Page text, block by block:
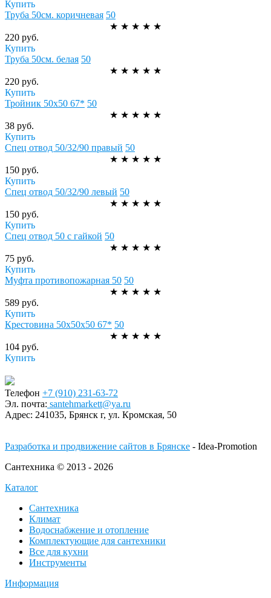
Купить
Труба 50см. коричневая 50
★ ★ ★ ★ ★
220 руб.
Купить
Труба 50см. белая 50
★ ★ ★ ★ ★
220 руб.
Купить
Тройник 50х50 67* 50
★ ★ ★ ★ ★
38 руб.
Купить
Спец отвод 50/32/90 правый 50
★ ★ ★ ★ ★
150 руб.
Купить
Спец отвод 50/32/90 левый 50
★ ★ ★ ★ ★
150 руб.
Купить
Спец отвод 50 с гайкой 50
★ ★ ★ ★ ★
75 руб.
Купить
Муфта противопожарная 50 50
★ ★ ★ ★ ★
589 руб.
Купить
Крестовина 50х50х50 67* 50
★ ★ ★ ★ ★
104 руб.
Купить
Телефон +7 (910) 231-63-72
Эл. почта: santehmarkett@ya.ru
Адрес: 241035, Брянск г, ул. Кромская, 50
Разработка и продвижение сайтов в Брянске - Idea-Promotion
Сантехника © 2013 - 2026
Каталог
Сантехника
Климат
Водоснабжение и отопление
Комплектующие для сантехники
Все для кухни
Инструменты
Информация